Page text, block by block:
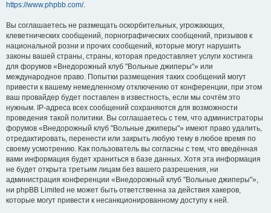
https://www.phpbb.com/.
Вы соглашаетесь не размещать оскорбительных, угрожающих,
клеветнических сообщений, порнографических сообщений, призывов к
национальной розни и прочих сообщений, которые могут нарушить
законы вашей страны, страны, которая предоставляет услуги хостинга
для форумов «Внедорожный клуб "Вольные джиперы"» или
международное право. Попытки размещения таких сообщений могут
привести к вашему немедленному отключению от конференции, при этом
ваш провайдер будет поставлен в известность, если мы сочтём это
нужным. IP-адреса всех сообщений сохраняются для возможности
проведения такой политики. Вы соглашаетесь с тем, что администраторы
форумов «Внедорожный клуб "Вольные джиперы"» имеют право удалить,
отредактировать, перенести или закрыть любую тему в любое время по
своему усмотрению. Как пользователь вы согласны с тем, что введённая
вами информация будет храниться в базе данных. Хотя эта информация
не будет открыта третьим лицам без вашего разрешения, ни
администрация конференции «Внедорожный клуб "Вольные джиперы"»,
ни phpBB Limited не может быть ответственна за действия хакеров,
которые могут привести к несанкционированному доступу к ней.